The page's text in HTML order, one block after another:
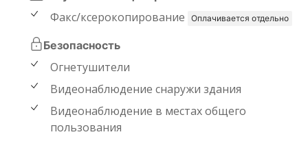
Факс/ксерокопирование Оплачивается отдельно
Безопасность
Огнетушители
Видеонаблюдение снаружи здания
Видеонаблюдение в местах общего
пользования